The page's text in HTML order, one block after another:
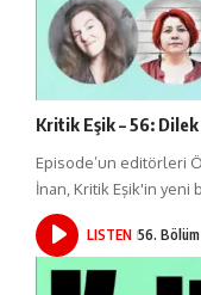
Kritik Eşik – 56: Dilek
Episode’un editörleri
İnan, Kritik Eşik'in yeni
LISTEN 56. Bölüm